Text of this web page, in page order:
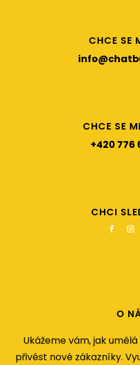
CHCE SE
CHCE SE
+420 776
CHCI
O
Ukážeme vám, jak
přivést nové zákazníky.